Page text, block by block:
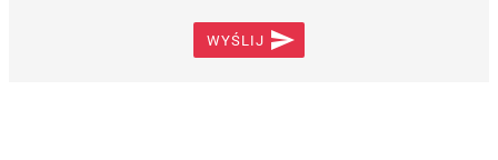
WYŚLIJ 